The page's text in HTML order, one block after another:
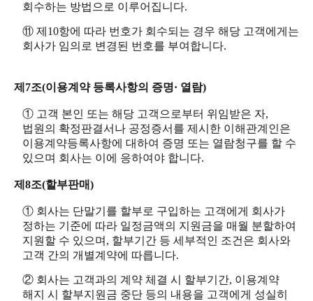
회수하는 방법으로 이루어집니다.
⑪ 제10항에 따라 번호가 회수되는 경우 해당 고객에게는
회사가 임의로 변경된 번호를 부여합니다.
제7조(이용계약 등록사항의 증명· 열람)
① 고객 본인 또는 해당 고객으로부터 위임받은 자,
법원의 확정판결서나 공정증서를 제시한 이해관계인은
이용계약등록사항에 대하여 증명 또는 열람청구를 할 수
있으며 회사는 이에 응하여야 합니다.
제8조(할부판매)
① 회사는 단말기를 할부로 구입하는 고객에게 회사가
정하는 기준에 따라 일정금액의 지원금을 매월 분할하여
지원할 수 있으며, 할부기간 등 세부적인 조건은 회사와
고객 간의 개별계약에 따릅니다.
② 회사는 고객과의 계약 체결 시 할부기간, 이용계약
해지 시 할부지원금 중단 등의 내용을 고객에게 성실히